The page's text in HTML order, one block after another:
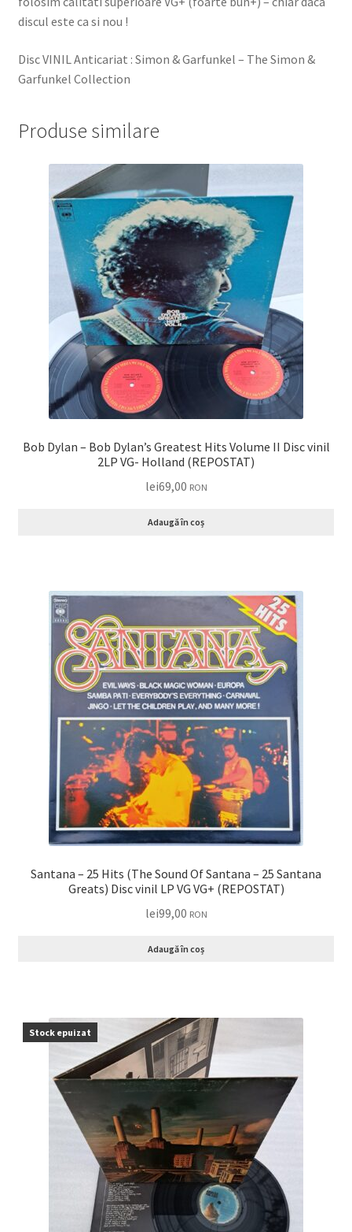
discul este ca si nou !
Disc VINIL Anticariat : Simon & Garfunkel – The Simon &
Garfunkel Collection
Produse similare
Bob Dylan – Bob Dylan’s Greatest Hits Volume II Disc vinil
2LP VG- Holland (REPOSTAT)
lei69,00 RON
Adaugă în coș
Santana – 25 Hits (The Sound Of Santana – 25 Santana
Greats) Disc vinil LP VG VG+ (REPOSTAT)
lei99,00 RON
Adaugă în coș
Stock epuizat